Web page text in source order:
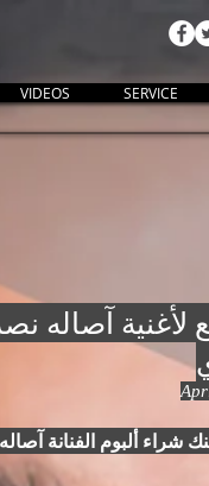
VIDEOS SERVICE
لأغنية آصاله
شراء ألبوم الفنانة